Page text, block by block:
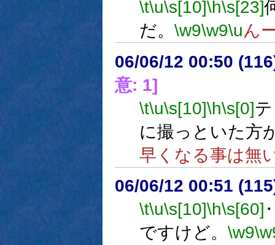
\t\u\s[10]\h\s[23]
だ。 \w9\w9\uん
06/06/12 00:50
意: 1]
\t\u\s[10]\h\s[0]
に撮っといた方
早くなる事は無
06/06/12 00:51
\t\u\s[10]\h\s[60]
ですけど。 \w9